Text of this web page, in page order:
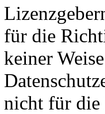
für die
keiner
nicht für die